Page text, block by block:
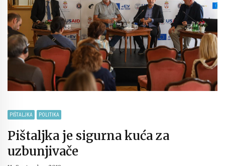
PIŠTALJKA POLITIKA
Pištaljka je sigurna kuća za
uzbunjivače